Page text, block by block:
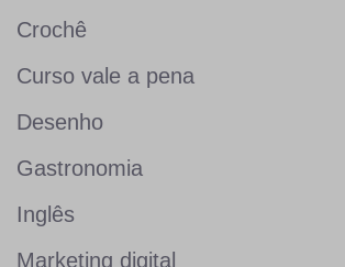
Crochê
Curso vale a pena
Desenho
Gastronomia
Inglês
Marketing digital